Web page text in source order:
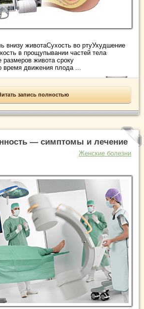
внизу животаСухость во ртуУхудшение
в прощупывании частей тела
размеров живота сроку
время движения плода ...
запись полностью
— симптомы и лечение
Женские болезни